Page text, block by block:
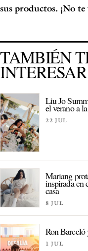
sus productos. ¡No
TAMBIÉN
INTERESAR
Liu Jo
el verano a
22 JUL
Mariang
inspirada en
casa
8 JUL
Ron Barceló
1 JUL